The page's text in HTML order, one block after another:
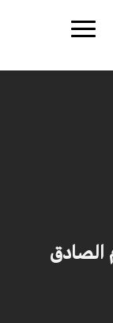
الصادق